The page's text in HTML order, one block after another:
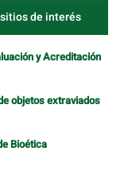
de interés
y Acreditación
objetos extraviados
Bioética